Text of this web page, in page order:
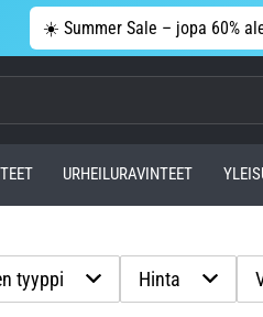
☀️ Summer Sale – jopa 60%
URHEILURAVINTEET
tyyppi Hinta